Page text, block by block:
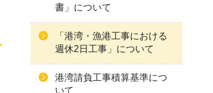
書」について
「港湾・漁港工事における
週休2日工事」について
港湾請負工事積算基準につ
いて